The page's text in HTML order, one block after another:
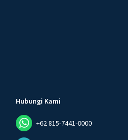
Hubungi Kami
+62 815-7441-0000